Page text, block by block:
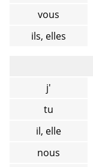
vous
ils, elles
j'
tu
il, elle
nous